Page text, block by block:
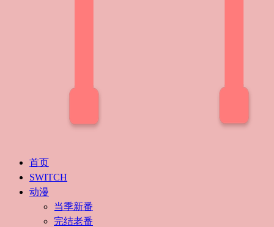
首页
SWITCH
动漫
当季新番
完结老番